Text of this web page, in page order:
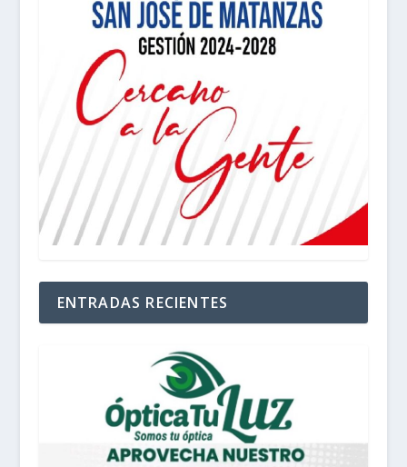
ENTRADAS RECIENTES